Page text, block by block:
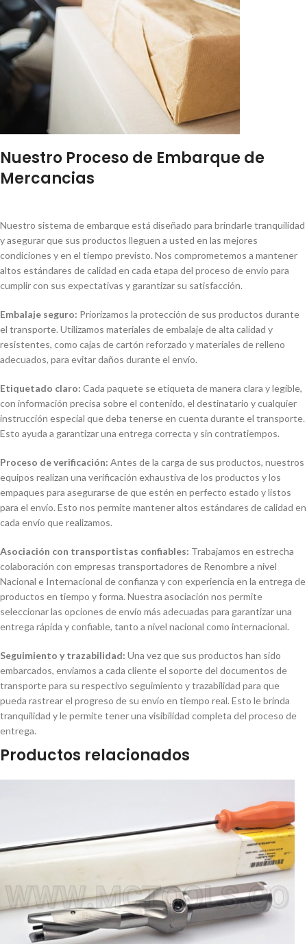
Nuestro Proceso de Embarque de
Mercancias
Nuestro sistema de embarque está diseñado para brindarle tranquilidad
y asegurar que sus productos lleguen a usted en las mejores
condiciones y en el tiempo previsto. Nos comprometemos a mantener
altos estándares de calidad en cada etapa del proceso de envío para
cumplir con sus expectativas y garantizar su satisfacción.
Embalaje seguro: Priorizamos la protección de sus productos durante
el transporte. Utilizamos materiales de embalaje de alta calidad y
resistentes, como cajas de cartón reforzado y materiales de relleno
adecuados, para evitar daños durante el envío.
Etiquetado claro: Cada paquete se etiqueta de manera clara y legible,
con información precisa sobre el contenido, el destinatario y cualquier
instrucción especial que deba tenerse en cuenta durante el transporte.
Esto ayuda a garantizar una entrega correcta y sin contratiempos.
Proceso de verificación: Antes de la carga de sus productos, nuestros
equipos realizan una verificación exhaustiva de los productos y los
empaques para asegurarse de que estén en perfecto estado y listos
para el envío. Esto nos permite mantener altos estándares de calidad en
cada envío que realizamos.
Asociación con transportistas confiables: Trabajamos en estrecha
colaboración con empresas transportadores de Renombre a nivel
Nacional e Internacional de confianza y con experiencia en la entrega de
productos en tiempo y forma. Nuestra asociación nos permite
seleccionar las opciones de envío más adecuadas para garantizar una
entrega rápida y confiable, tanto a nivel nacional como internacional.
Seguimiento y trazabilidad: Una vez que sus productos han sido
embarcados, enviamos a cada cliente el soporte del documentos de
transporte para su respectivo seguimiento y trazabilidad para que
pueda rastrear el progreso de su envío en tiempo real. Esto le brinda
tranquilidad y le permite tener una visibilidad completa del proceso de
entrega.
Productos relacionados